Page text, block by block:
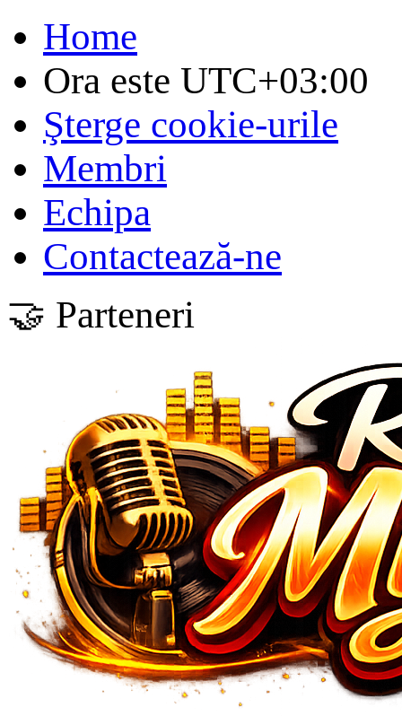
Home
Ora este UTC+03:00
Şterge cookie-urile
Membri
Echipa
Contactează-ne
🤝 Parteneri